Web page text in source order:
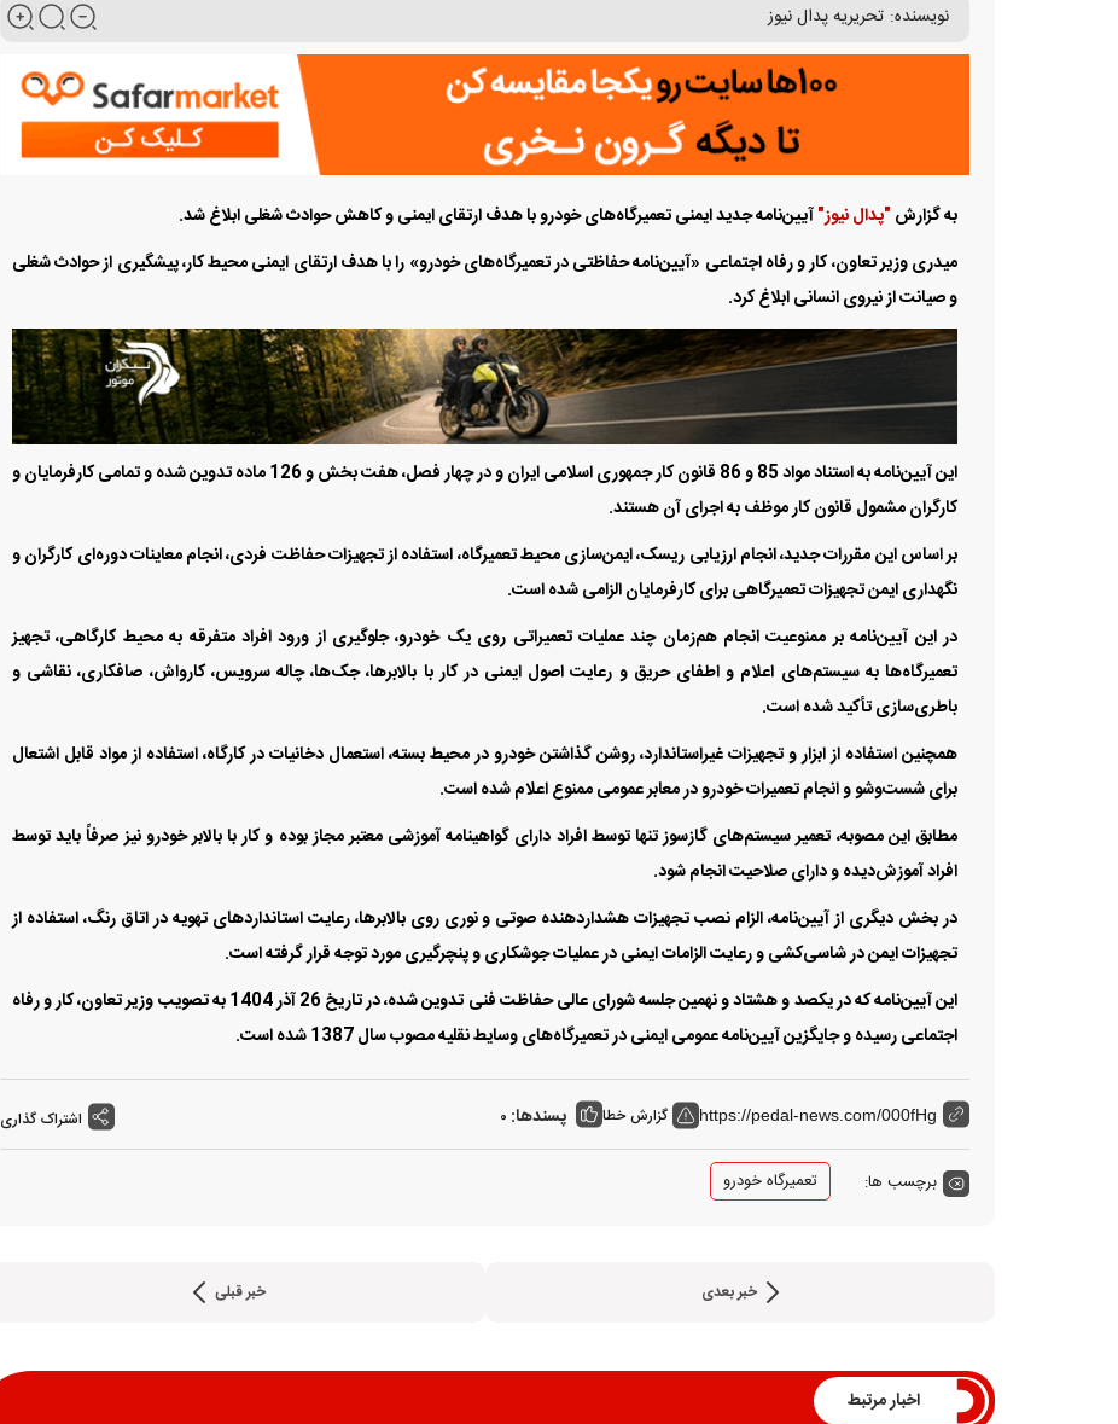
نویسنده: تحریریه پدال نیوز
به گزارش"پدال نیوز"آیین‌نامه جدید ایمنی تعمیرگاه‌های خودرو با هدف ارتقای ایمنی و کاهش حوادث شغلی ابلاغ شد.
میدری وزیر تعاون، کار و رفاه اجتماعی «آیین‌نامه حفاظتی در تعمیرگاه‌های خودرو» را با هدف ارتقای ایمنی محیط کار، پیشگیری از حوادث شغلی
و صیانت از نیروی انسانی ابلاغ کرد.
این آیین‌نامه به استناد مواد 85 و 86 قانون کار جمهوری اسلامی ایران و در چهار فصل، هفت بخش و 126 ماده تدوین شده و تمامی کارفرمایان و
کارگران مشمول قانون کار موظف به اجرای آن هستند.
بر اساس این مقررات جدید، انجام ارزیابی ریسک، ایمن‌سازی محیط تعمیرگاه، استفاده از تجهیزات حفاظت فردی، انجام معاینات دوره‌ای کارگران و
نگهداری ایمن تجهیزات تعمیرگاهی برای کارفرمایان الزامی شده است.
در این آیین‌نامه بر ممنوعیت انجام هم‌زمان چند عملیات تعمیراتی روی یک خودرو، جلوگیری از ورود افراد متفرقه به محیط کارگاهی، تجهیز
تعمیرگاه‌ها به سیستم‌های اعلام و اطفای حریق و رعایت اصول ایمنی در کار با بالابرها، جک‌ها، چاله سرویس، کارواش، صافکاری، نقاشی و
باطری‌سازی تأکید شده است.
همچنین استفاده از ابزار و تجهیزات غیراستاندارد، روشن گذاشتن خودرو در محیط بسته، استعمال دخانیات در کارگاه، استفاده از مواد قابل اشتعال
برای شست‌وشو و انجام تعمیرات خودرو در معابر عمومی ممنوع اعلام شده است.
مطابق این مصوبه، تعمیر سیستم‌های گازسوز تنها توسط افراد دارای گواهینامه آموزشی معتبر مجاز بوده و کار با بالابر خودرو نیز صرفاً باید توسط
افراد آموزش‌دیده و دارای صلاحیت انجام شود.
در بخش دیگری از آیین‌نامه، الزام نصب تجهیزات هشداردهنده صوتی و نوری روی بالابرها، رعایت استانداردهای تهویه در اتاق رنگ، استفاده از
تجهیزات ایمن در شاسی‌کشی و رعایت الزامات ایمنی در عملیات جوشکاری و پنچرگیری مورد توجه قرار گرفته است.
این آیین‌نامه که در یکصد و هشتاد و نهمین جلسه شورای عالی حفاظت فنی تدوین شده، در تاریخ 26 آذر 1404 به تصویب وزیر تعاون، کار و رفاه
اجتماعی رسیده و جایگزین آیین‌نامه عمومی ایمنی در تعمیرگاه‌های وسایط نقلیه مصوب سال 1387 شده است.
https://pedal-news.com/000fHg گزارش خطا پسندها: 0 اشتراک گذاری
برچسب ها: تعمیرگاه خودرو
خبر بعدی خبر قبلی
اخبار مرتبط